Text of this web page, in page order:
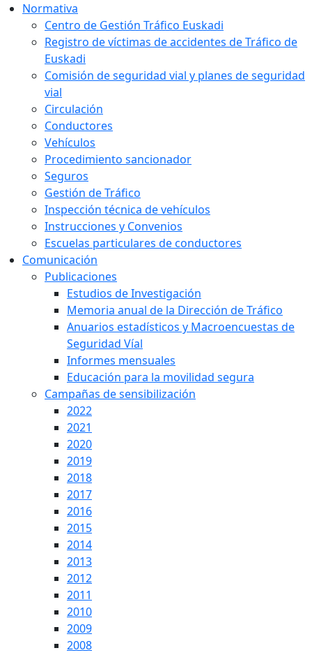
Normativa
Centro de Gestión Tráfico Euskadi
Registro de víctimas de accidentes de Tráfico de
Euskadi
Comisión de seguridad vial y planes de seguridad
vial
Circulación
Conductores
Vehículos
Procedimiento sancionador
Seguros
Gestión de Tráfico
Inspección técnica de vehículos
Instrucciones y Convenios
Escuelas particulares de conductores
Comunicación
Publicaciones
Estudios de Investigación
Memoria anual de la Dirección de Tráfico
Anuarios estadísticos y Macroencuestas de
Seguridad Víal
Informes mensuales
Educación para la movilidad segura
Campañas de sensibilización
2022
2021
2020
2019
2018
2017
2016
2015
2014
2013
2012
2011
2010
2009
2008